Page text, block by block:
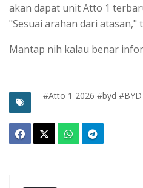
akan dapat unit Atto 1
"Sesuai arahan dari atasan,"
Mantap nih kalau benar
#Atto 1 2026 #byd